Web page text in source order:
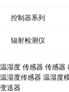
控制器系列
辐射检测仪
温湿度 传感器 传感器
温湿度传感器 温湿度
变送器